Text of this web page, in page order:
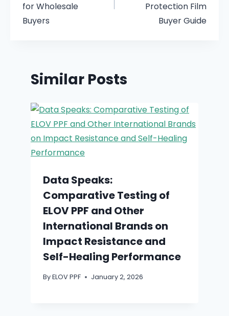
for Wholesale
Buyers
Protection Film
Buyer Guide
Similar Posts
Data Speaks:
Comparative Testing of
ELOV PPF and Other
International Brands on
Impact Resistance and
Self-Healing Performance
ByELOV PPF January 2, 2026